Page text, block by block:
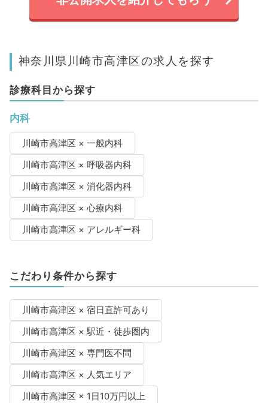
神奈川県川崎市高津区の求人を探す
診療科目から探す
内科
川崎市高津区 × 一般内科
川崎市高津区 × 呼吸器内科
川崎市高津区 × 消化器内科
川崎市高津区 × 心療内科
川崎市高津区 × アレルギー科
こだわり条件から探す
川崎市高津区 × 宿日直許可あり
川崎市高津区 × 駅近・徒歩圏内
川崎市高津区 × 専門医不問
川崎市高津区 × 人気エリア
川崎市高津区 × 1日10万円以上